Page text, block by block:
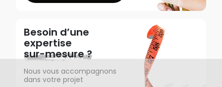
Besoin d’une
expertise
sur-mesure ?
Nous vous accompagnons
dans votre projet